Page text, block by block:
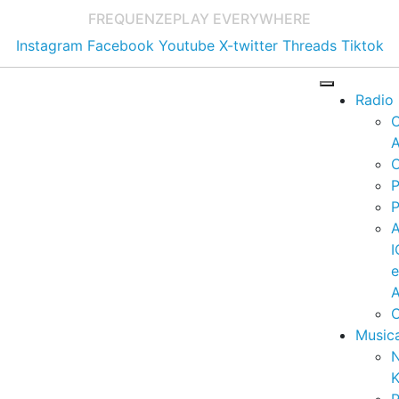
FREQUENZEPLAY EVERYWHERE
Instagram Facebook Youtube X-twitter Threads Tiktok
Radio
e